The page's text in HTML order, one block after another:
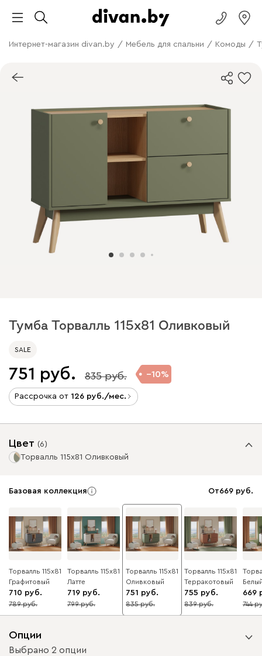
Интернет-магазин divan.by / Мебель для спальни / Комоды /
Тумба Торвалль 115x81 Оливковый
SALE
751 835 10
Рассрочка от 126 /мес.
Цвет (6)
Торвалль 115x81 Оливковый
Базовая коллекция От669
Торвалль 115x81
Графитовый
710
10
789
Торвалль 115x81
Латте
719
10
799
Торвалль 115x81
Оливковый
751
10
835
Торвалль 115x81
Терракотовый
755
10
839
669
10
744
Опции
Выбрано 2 опции